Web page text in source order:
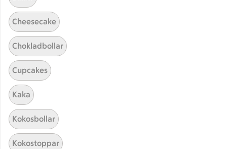
Testa att söka på något nytt, eller ta bort något av
Cheesecake
Chokladbollar
Cupcakes
Kaka
Kokosbollar
Kokostoppar